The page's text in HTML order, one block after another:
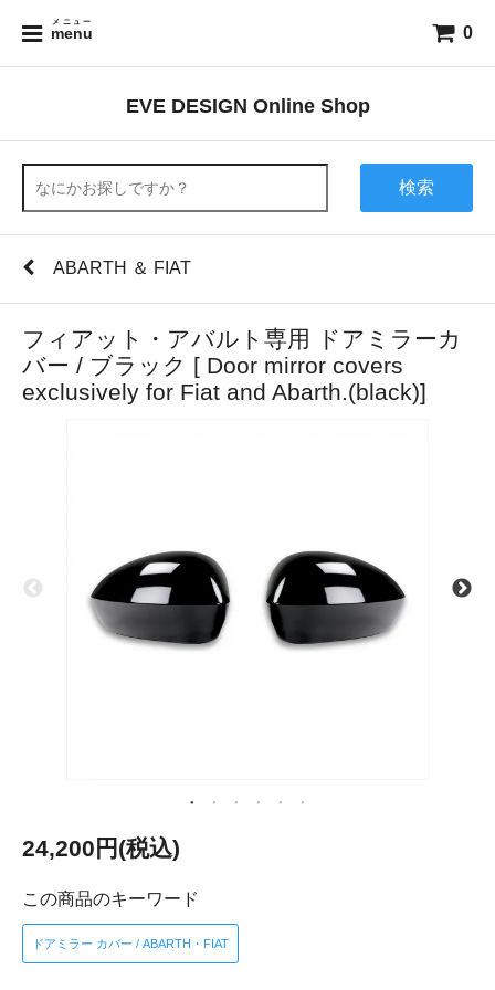
menu
メニュー
0
EVE DESIGN Online Shop
検索
ABARTH ＆ FIAT
フィアット・アバルト専用 ドアミラーカ
バー / ブラック [ Door mirror covers
exclusively for Fiat and Abarth.(black)]
24,200円(税込)
この商品のキーワード
ドアミラー カバー / ABARTH・FIAT